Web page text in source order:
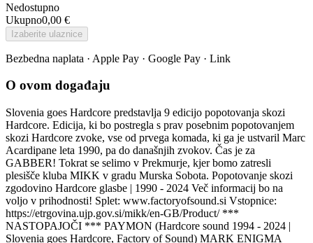
Nedostupno
Ukupno0,00 €
Izaberite ulaznice
Bezbedna naplata · Apple Pay · Google Pay · Link
O ovom događaju
Slovenia goes Hardcore predstavlja 9 edicijo popotovanja skozi
Hardcore. Edicija, ki bo postregla s prav posebnim popotovanjem
skozi Hardcore zvoke, vse od prvega komada, ki ga je ustvaril Marc
Acardipane leta 1990, pa do današnjih zvokov. Čas je za
GABBER! Tokrat se selimo v Prekmurje, kjer bomo zatresli
plesišče kluba MIKK v gradu Murska Sobota. Popotovanje skozi
zgodovino Hardcore glasbe | 1990 - 2024 Več informacij bo na
voljo v prihodnosti! Splet: www.factoryofsound.si Vstopnice:
https://etrgovina.ujp.gov.si/mikk/en-GB/Product/ ***
NASTOPAJOČI *** PAYMON (Hardcore sound 1994 - 2024 |
Slovenia goes Hardcore, Factory of Sound) MARK ENIGMA